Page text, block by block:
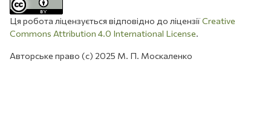
Ця робота ліцензується відповідно до ліцензіїCreative
Commons Attribution 4.0 International License.
Авторське право (c) 2025 М. П. Москаленко